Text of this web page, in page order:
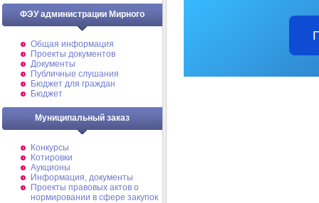
ФЭУ администрации Мирного
Общая информация
Проекты документов
Документы
Публичные слушания
Бюджет для граждан
Бюджет
Муниципальный заказ
Конкурсы
Котировки
Аукционы
Информация, документы
Проекты правовых актов о
нормировании в сфере закупок